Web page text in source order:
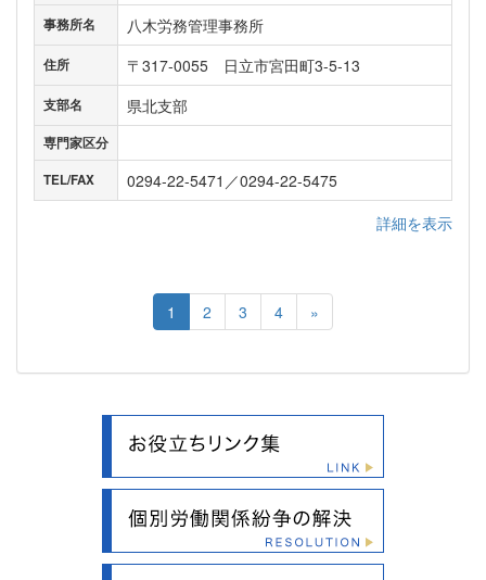
事務所名 八木労務管理事務所
住所 〒317-0055 日立市宮田町3-5-13
支部名 県北支部
専門家区分
TEL/FAX
0294-22-5471／0294-22-5475
詳細を表示
1 2 3 4 »